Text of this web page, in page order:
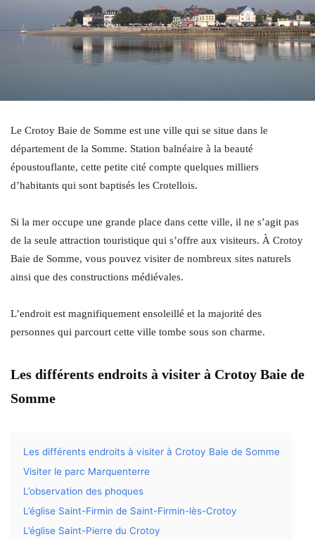
Le Crotoy Baie de Somme est une ville qui se situe dans le
département de la Somme. Station balnéaire à la beauté
époustouflante, cette petite cité compte quelques milliers
d’habitants qui sont baptisés les Crotellois.
Si la mer occupe une grande place dans cette ville, il ne s’agit pas
de la seule attraction touristique qui s’offre aux visiteurs. À Crotoy
Baie de Somme, vous pouvez visiter de nombreux sites naturels
ainsi que des constructions médiévales.
L’endroit est magnifiquement ensoleillé et la majorité des
personnes qui parcourt cette ville tombe sous son charme.
Les différents endroits à visiter à Crotoy Baie de
Somme
Les différents endroits à visiter à Crotoy Baie de Somme
Visiter le parc Marquenterre
L’observation des phoques
L’église Saint-Firmin de Saint-Firmin-lès-Crotoy
L’église Saint-Pierre du Crotoy